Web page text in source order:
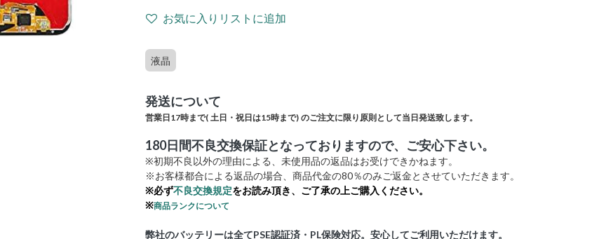
お気に入りリストに追加
液晶
発送について
営業日17時まで( 土日・祝日は15時まで) のご注文に限り原則として当日発送致します。
180日間不良交換保証となっておりますので、ご安心下さい。
※初期不良以外の理由による、未使用品の返品はお受けできかねます。
※お客様都合による返品の場合、商品代金の80％のみご返金とさせていただきます。
※必ず不良交換規定をお読み頂き、ご了承の上ご購入ください。
※商品ランクについて
弊社のバッテリーは全てPSE認証済・PL保険対応。安心してご利用いただけます。